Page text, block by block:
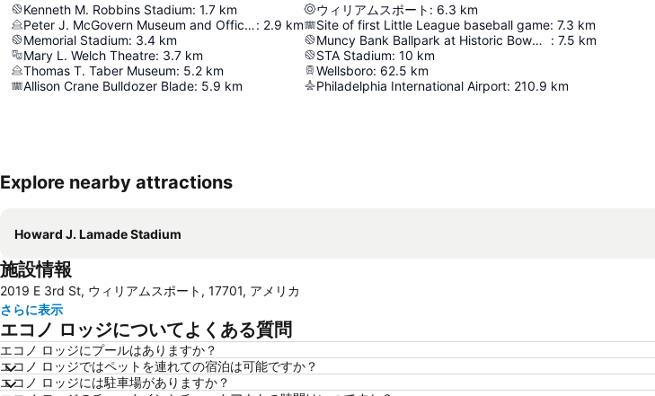
Kenneth M. Robbins Stadium: 1.7 km
Peter J. McGovern Museum and Official Store: 2.9 km
Memorial Stadium: 3.4 km
Mary L. Welch Theatre: 3.7 km
Thomas T. Taber Museum: 5.2 km
Allison Crane Bulldozer Blade: 5.9 km
ウィリアムスポート : 6.3 km
Site of first Little League baseball game: 7.3 km
Muncy Bank Ballpark at Historic Bowman Field
: 7.5 km
STA Stadium: 10 km
Wellsboro: 62.5 km
Philadelphia International Airport: 210.9 km
Explore nearby attractions
Howard J. Lamade Stadium
施設情報
2019 E 3rd St, ウィリアムスポート, 17701, アメリカ
さらに表示
エコノ ロッジについてよくある質問
エコノ ロッジにプールはありますか？
エコノ ロッジではペットを連れての宿泊は可能ですか？
エコノ ロッジには駐車場がありますか？